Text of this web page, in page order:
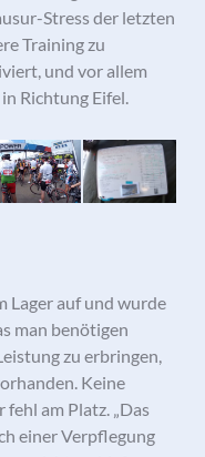
Stress der letzten
Training zu
und vor allem
Richtung Eifel.
Lager auf und wurde
man benötigen
zu erbringen,
Keine
am Platz. „Das
einer Verpflegung